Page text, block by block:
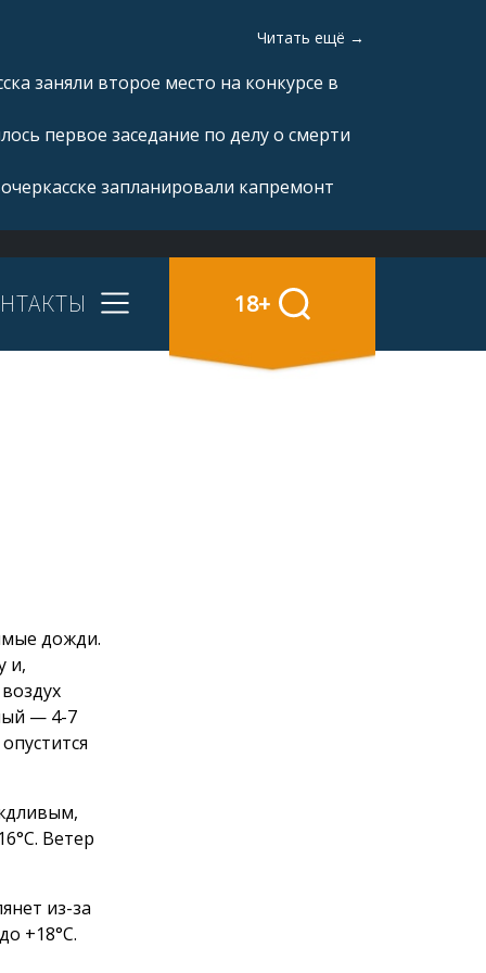
Читать ещё →
заняли второе место на конкурсе в
первое заседание по делу о смерти
запланировали капремонт
18+
дожди.
и,
— 4-7
Ветер
из-за
+18°C.